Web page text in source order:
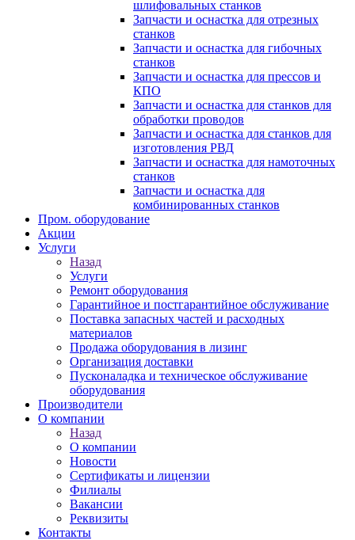
шлифовальных станков
Запчасти и оснастка для отрезных
станков
Запчасти и оснастка для гибочных
станков
Запчасти и оснастка для прессов и
КПО
Запчасти и оснастка для станков для
обработки проводов
Запчасти и оснастка для станков для
изготовления РВД
Запчасти и оснастка для намоточных
станков
Запчасти и оснастка для
комбинированных станков
Пром. оборудование
Акции
Услуги
Назад
Услуги
Ремонт оборудования
Гарантийное и постгарантийное обслуживание
Поставка запасных частей и расходных
материалов
Продажа оборудования в лизинг
Организация доставки
Пусконаладка и техническое обслуживание
оборудования
Производители
О компании
Назад
О компании
Новости
Сертификаты и лицензии
Филиалы
Вакансии
Реквизиты
Контакты